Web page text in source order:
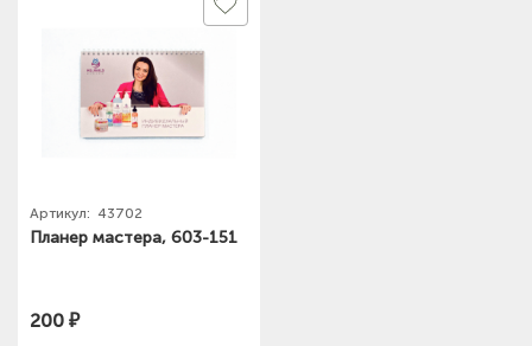
Артикул: 43702
Планер мастера, 603-151
200 ₽